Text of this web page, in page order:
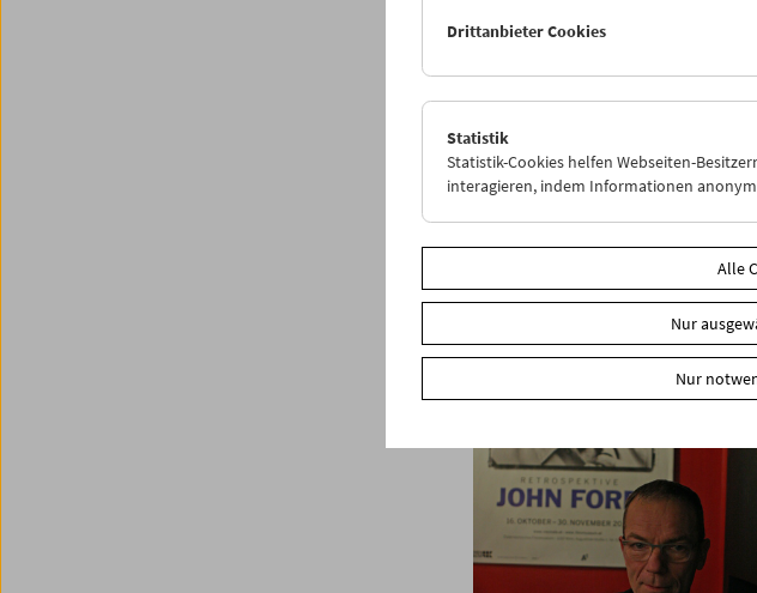
Drittanbieter Cookies
Statistik
Statistik-Cookies helfen Webseiten-
interagieren, indem Informationen
Alle
Nur
Nur